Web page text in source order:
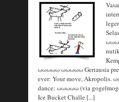
ωωωωω ωωωωω Geriausia
ever: Your move, Akropolis.
dance: ωωωωω (via
Ice Bucket Challe [...]